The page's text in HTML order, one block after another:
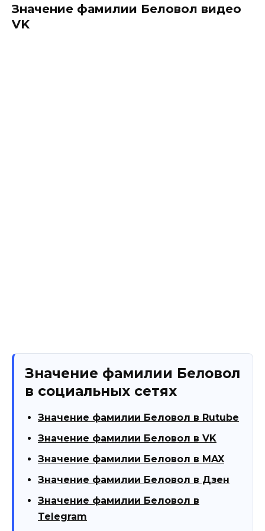
Значение фамилии Беловол видео
VK
Значение фамилии Беловол
в социальных сетях
Значение фамилии Беловол в Rutube
Значение фамилии Беловол в VK
Значение фамилии Беловол в MAX
Значение фамилии Беловол в Дзен
Значение фамилии Беловол в
Telegram